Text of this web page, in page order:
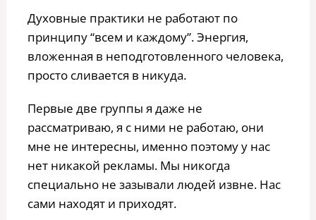
Духовные практики не работают по
принципу “всем и каждому”. Энергия,
вложенная в неподготовленного человека,
просто сливается в никуда.
Первые две группы я даже не
рассматриваю, я с ними не работаю, они
мне не интересны, именно поэтому у нас
нет никакой рекламы. Мы никогда
специально не зазывали людей извне. Нас
сами находят и приходят.